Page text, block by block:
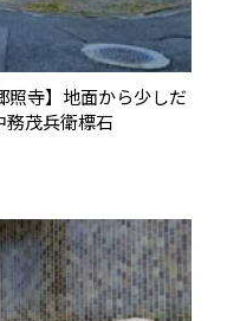
照寺】地面から少しだ
務茂兵衛標石